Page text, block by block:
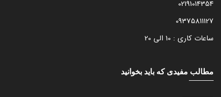
02191014354
09375811127
ساعات کاری : 10 الی 20
مطالب مفیدی که باید بخوانید